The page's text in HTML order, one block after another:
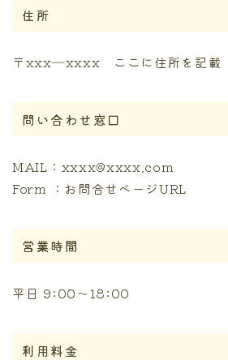
住所
〒xxx―xxxx ここに住所を記載
問い合わせ窓口
MAIL：xxxx@xxxx.com
Form ：お問合せページURL
営業時間
平日 9:00～18:00
利用料金